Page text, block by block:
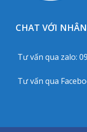
CHAT VỚI
Tư vấn qua zalo:
Tư vấn qua